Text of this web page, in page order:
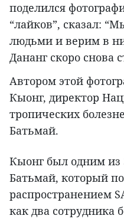
поделился
“лайков”, сказал:
людьми и верим в
Дананг скоро снова
Автором этой
Кыонг, директор
тропических
Батьмай.
Кыонг был одним из
Батьмай, который
распространением
как два сотрудника